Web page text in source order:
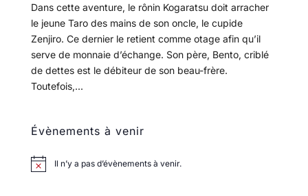
Dans cette aventure, le rônin Kogaratsu doit arracher
le jeune Taro des mains de son oncle, le cupide
Zenjiro. Ce dernier le retient comme otage afin qu’il
serve de monnaie d’échange. Son père, Bento, criblé
de dettes est le débiteur de son beau-frère.
Toutefois,...
Évènements à venir
Il n’y a pas d’évènements à venir.